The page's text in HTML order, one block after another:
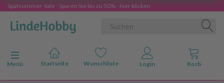
Spätsommer-Sale - Sparen Sie bis zu 50% - hier klicken
Anzeige ändern
Menü